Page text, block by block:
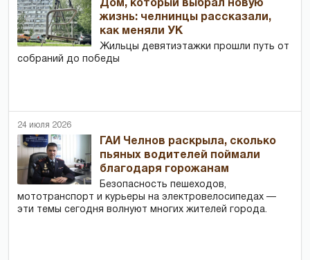
Дом, который выбрал новую
жизнь: челнинцы рассказали,
как меняли УК
Жильцы девятиэтажки прошли путь от
собраний до победы
24 июля 2026
ГАИ Челнов раскрыла, сколько
пьяных водителей поймали
благодаря горожанам
Безопасность пешеходов,
мототранспорт и курьеры на электровелосипедах —
эти темы сегодня волнуют многих жителей города.